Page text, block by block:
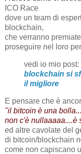
ICO Race
dove un team di
blockchain,
che verranno
proseguire nel loro
vedi io mio post:
blockchain si
il migliore
E pensare che è
"il bitcoin è una
non c'è nullaaaaa....è
ed altre cavolate del
di bitcoin/blockchain
come non capiscano